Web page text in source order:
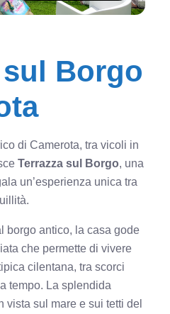
sul Borgo
di Camerota, tra vicoli in
Terrazza sul Borgo , una
un’esperienza unica tra
borgo antico, la casa gode
che permette di vivere
cilentana, tra scorci
tempo. La splendida
vista sul mare e sui tetti del